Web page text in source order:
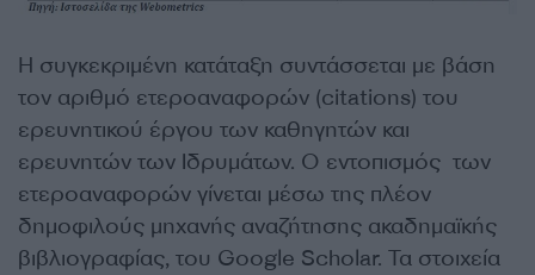
Η συγκεκριμένη κατάταξη συντάσσεται με βάση
τον αριθμό ετεροαναφορών (citations) του
ερευνητικού έργου των καθηγητών και
ερευνητών των Ιδρυμάτων. Ο εντοπισμός των
ετεροαναφορών γίνεται μέσω της πλέον
δημοφιλούς μηχανής αναζήτησης ακαδημαϊκής
βιβλιογραφίας, του Google Scholar. Τα στοιχεία